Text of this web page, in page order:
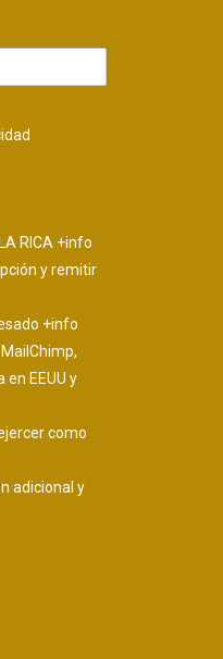
RICA +info
y remitir
+info
EEUU y
como
adicional y